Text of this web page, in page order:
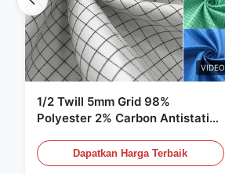
VIDEO
1/2 Twill 5mm Grid 98%
Polyester 2% Carbon Antistatic
Dapatkan Harga Terbaik